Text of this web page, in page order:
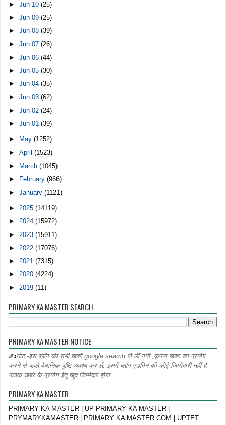
►Jun 10(25)
►Jun 09(25)
►Jun 08(39)
►Jun 07(26)
►Jun 06(44)
►Jun 05(30)
►Jun 04(35)
►Jun 03(62)
►Jun 02(24)
►Jun 01(39)
► May(1252)
►April(1523)
► March(1045)
► February(966)
►January(1121)
►2025(14119)
►2024(15972)
► 2023(15911)
► 2022(17076)
►2021(7315)
►2020(4224)
►2019(11)
PRIMARY KA MASTER SEARCH
PRIMARY KA MASTER NOTICE
✍नोट:-इस ब्लॉग की सभी खबरें google search से लीं गयीं ,कृपया खबर का प्रयोग
करने से पहले वैधानिक पुष्टि अवश्य कर लें. इसमें ब्लॉग एडमिन की कोई जिम्मेदारी नहीं है.
पाठक ख़बरे के प्रयोग हेतु खुद जिम्मेदार होगा.
PRIMARY KA MASTER
PRIMARY KA MASTER | UP PRIMARY KA MASTER |
PRYMARYKAMASTER | PRIMARY KA MASTER COM | UPTET